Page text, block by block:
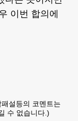
이번 합의에
설등의 코멘트는
수 없습니다.)